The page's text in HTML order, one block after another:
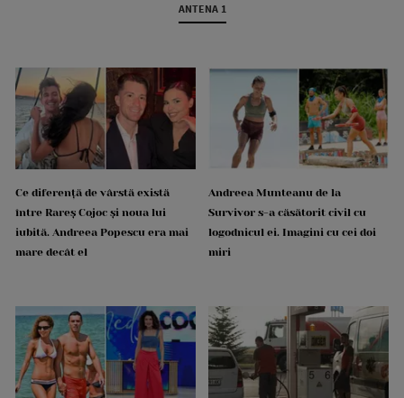
ANTENA 1
Ce diferență de vârstă există
între Rareș Cojoc și noua lui
iubită. Andreea Popescu era mai
mare decât el
Andreea Munteanu de la
Survivor s-a căsătorit civil cu
logodnicul ei. Imagini cu cei doi
miri